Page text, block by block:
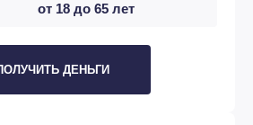
от 18 до 65 лет
ДЕНЬГИ